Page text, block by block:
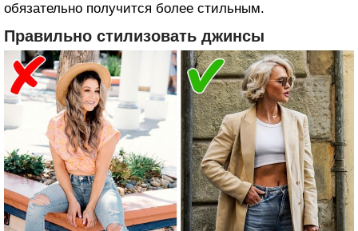
обязательно получится более стильным.
Правильно стилизовать джинсы